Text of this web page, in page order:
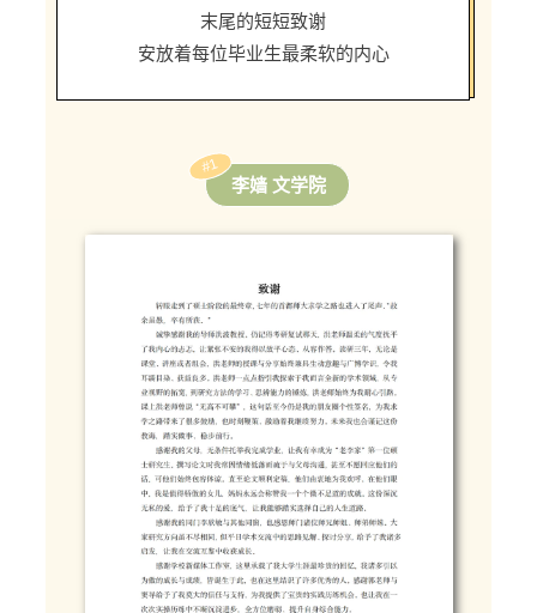
末尾的短短致谢
安放着每位毕业生最柔软的内心
#1
李嫱 文学院